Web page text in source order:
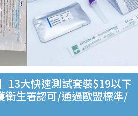
13大快速測試套裝$19以下
衛生署認可/通過歐盟標準/